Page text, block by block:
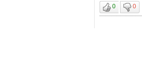
0 0